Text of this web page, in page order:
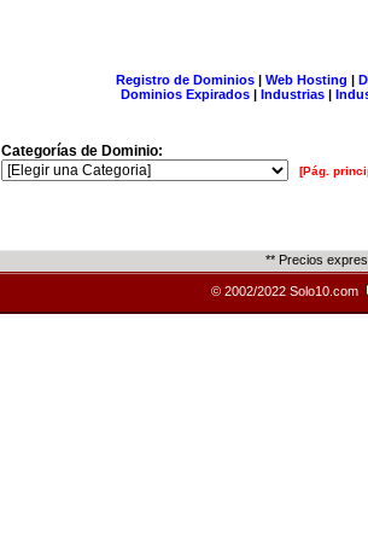
Registro de Dominios| Web Hosting |
Dominios Expirados | Industrias |
Categorías de Dominio:
[Pág.
** Precios
© 2002/2022 Solo10.com